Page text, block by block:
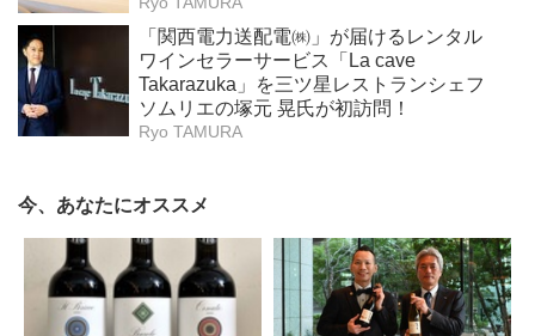
「関西電力送配電㈱」が届けるレンタル
ワインセラーサービス「La cave
Takarazuka」を三ツ星レストランシェフ
ソムリエの塚元 晃氏が初訪問！
Ryo TAMURA
今、あなたにオススメ